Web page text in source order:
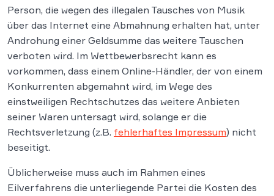
Person, die wegen des illegalen Tausches von Musik
über das Internet eine Abmahnung erhalten hat, unter
Androhung einer Geldsumme das weitere Tauschen
verboten wird. Im Wettbewerbsrecht kann es
vorkommen, dass einem Online-Händler, der von einem
Konkurrenten abgemahnt wird, im Wege des
einstweiligen Rechtschutzes das weitere Anbieten
seiner Waren untersagt wird, solange er die
Rechtsverletzung (z.B. fehlerhaftes Impressum) nicht
beseitigt.
Üblicherweise muss auch im Rahmen eines
Eilverfahrens die unterliegende Partei die Kosten des